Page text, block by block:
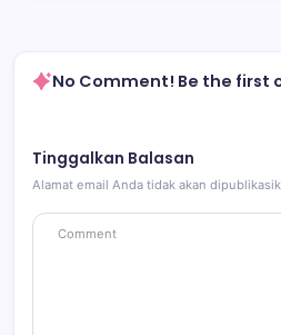
No Comment! Be the first
Tinggalkan Balasan
Alamat email Anda tidak akan